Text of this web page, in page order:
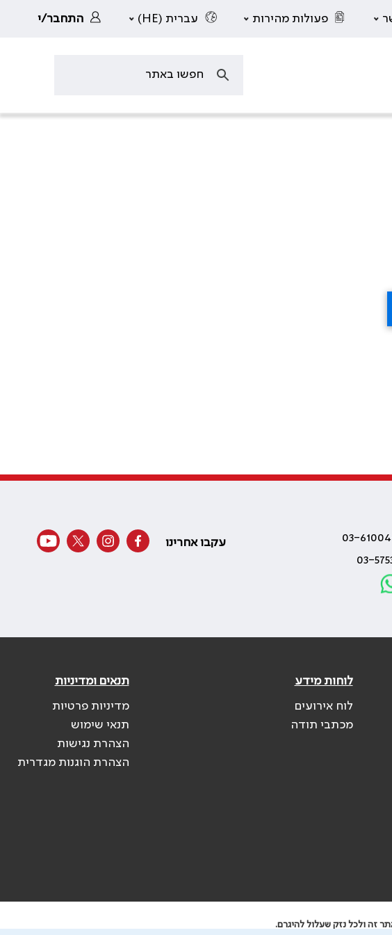
פעולות מהירות עברית (HE) התחבר/י
עקבו אחרינו
לוחות מידע
לוח אירועים
מכתבי תודה
תנאים ומדיניות
מדיניות פרטיות
תנאי שימוש
הצהרת נגישות
הצהרת הוגנות מגדרית
זה ולכל נזק שעלול להיגרם.